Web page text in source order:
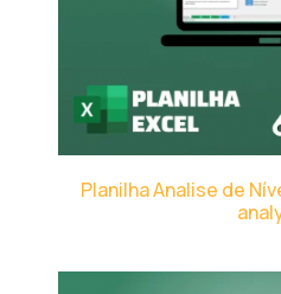
Planilha Analise de